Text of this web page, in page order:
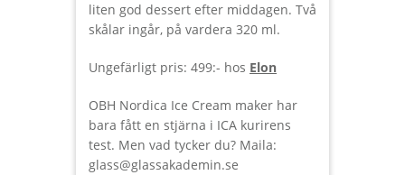
liten god dessert efter middagen. Två
skålar ingår, på vardera 320 ml.
Ungefärligt pris: 499:- hos Elon
OBH Nordica Ice Cream maker har
bara fått en stjärna i ICA kurirens
test. Men vad tycker du? Maila:
glass@glassakademin.se